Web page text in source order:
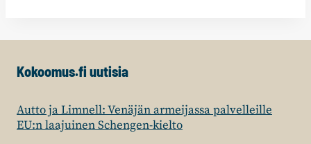
Kokoomus.fi uutisia
Autto ja Limnell: Venäjän armeijassa palvelleille
EU:n laajuinen Schengen-kielto